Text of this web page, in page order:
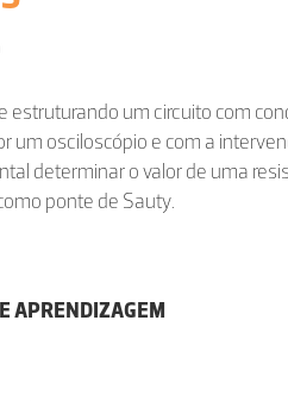
estruturando um circuito com
um osciloscópio e com a
determinar o valor de uma
ponte de Sauty.
APRENDIZAGEM